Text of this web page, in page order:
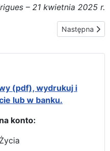
– 21 kwietnia 2025 r.
Madonny w kaplicyNastępna
Następna
(pdf), wydrukuj i
lub w banku.
konto: